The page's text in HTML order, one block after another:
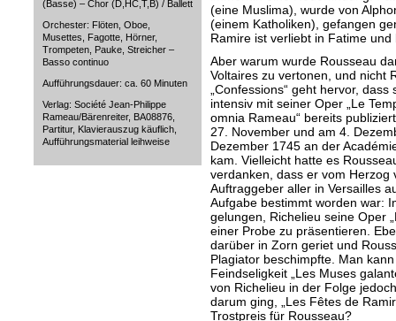
(Basse) – Chor (D,HC,T,B) / Ballett
Orchester: Flöten, Oboe,
Musettes, Fagotte, Hörner,
Trompeten, Pauke, Streicher –
Basso continuo
Aufführungsdauer: ca. 60 Minuten
Verlag: Société Jean-Philippe
Rameau/Bärenreiter, BA08876,
Partitur, Klavierauszug käuflich,
Aufführungsmaterial leihweise
(eine Muslima), wurde von
(einem Katholiken), gefangen
Ramire ist verliebt in Fatime und
Aber warum wurde Rousseau
Voltaires zu vertonen, und nicht
„Confessions“ geht hervor,
intensiv mit seiner Oper „Le
omnia Rameau“ bereits
27. November und am 4.
Dezember 1745 an der
kam. Vielleicht hatte es
verdanken, dass er vom Herzog
Auftraggeber aller in Versailles
Aufgabe bestimmt worden war:
gelungen, Richelieu seine Oper
einer Probe zu präsentieren.
darüber in Zorn geriet und
Plagiator beschimpfte. Man
Feindseligkeit „Les Muses
von Richelieu in der Folge
darum ging, „Les Fêtes de
Trostpreis für Rousseau?